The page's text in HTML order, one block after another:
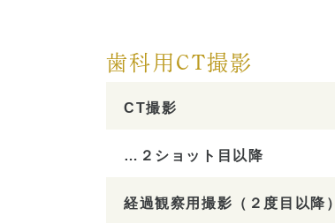
歯科用CT撮影
CT撮影
…２ショット目以降
経過観察用撮影（２度目以降）